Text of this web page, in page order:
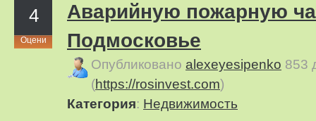
4
Оцени
Аварийную пожарную
Подмосковье
Опубликовано alexeyesipenko 853
(https://rosinvest.com)
Категория: Недвижимость